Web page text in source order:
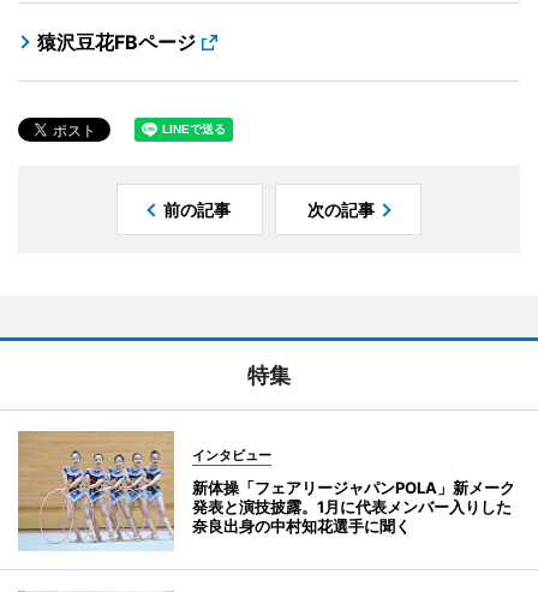
猿沢豆花FBページ
前の記事 次の記事
特集
インタビュー
新体操「フェアリージャパンPOLA」新メーク
発表と演技披露。1月に代表メンバー入りした
奈良出身の中村知花選手に聞く